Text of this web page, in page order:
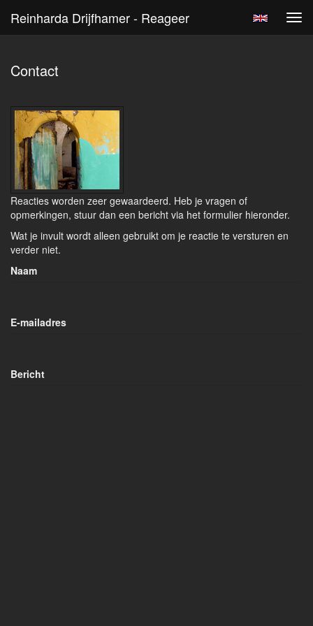
Reinharda Drijfhamer - Reageer
Contact
Reacties worden zeer gewaardeerd. Heb je vragen of
opmerkingen, stuur dan een bericht via het formulier hieronder.
Wat je invult wordt alleen gebruikt om je reactie te versturen en
verder niet.
Naam
E-mailadres
Bericht